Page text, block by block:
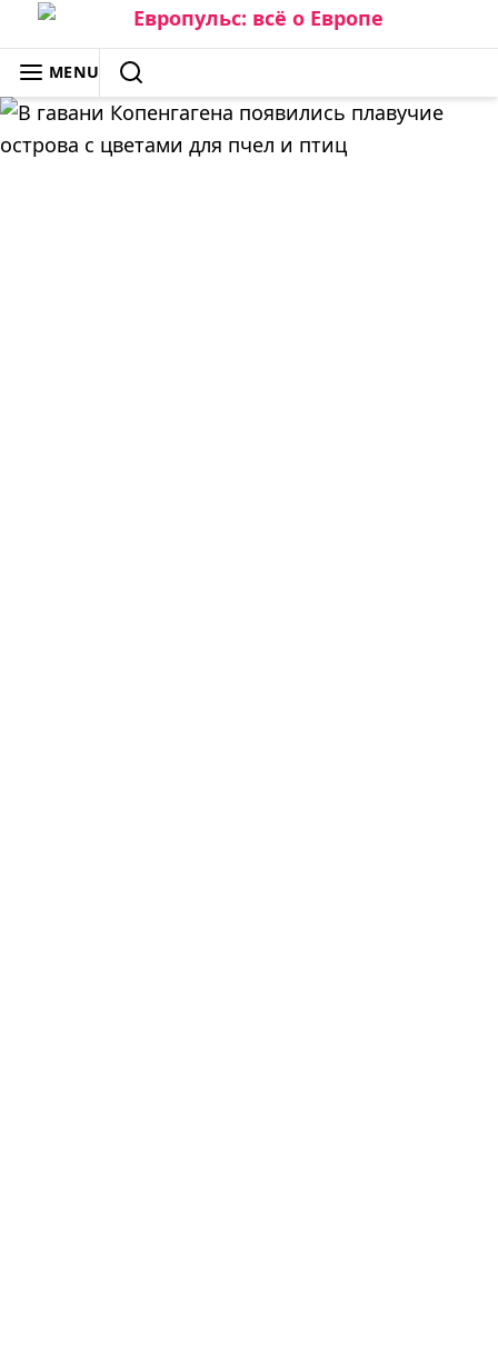
Skip
to
content
ЕВРОПУЛЬС: ВСЁ О ЕВРОПЕ
MENU
SEARCH